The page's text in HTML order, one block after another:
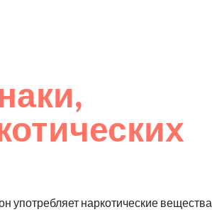
употребляет наркотические вещества